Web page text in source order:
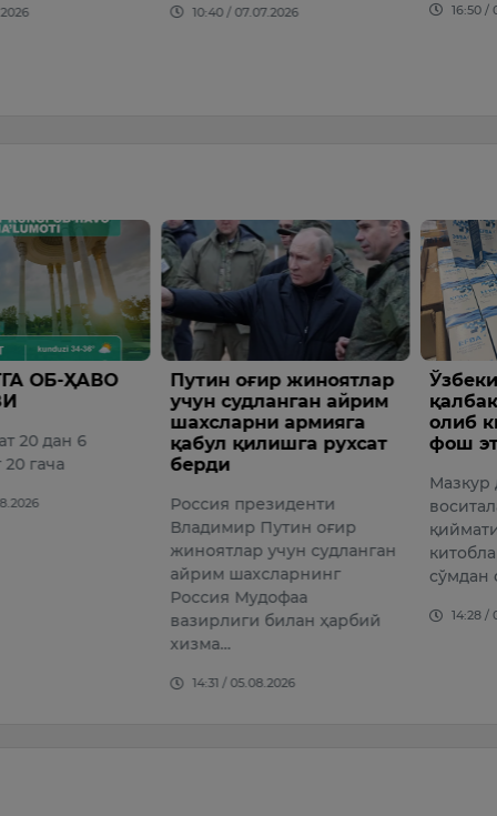
16:50 / 03.07.2026
жиноятлар
айрим
рухсат
Ўзбекистонга 21 тонна
қалбаки дориларни
олиб киришга уриниш
фош этилди
воситаларининг умумий
қиймати дастлабки ҳисоб-
китобларга кўра 7,3 млрд
сўмдан ошади.
14:28 / 04.08.2026
Бугун,
7
дан 7
16:51 /